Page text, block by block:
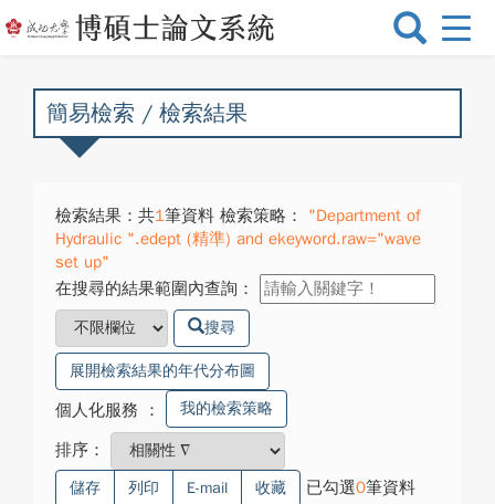
選
換
簡易檢索 / 檢索結果
檢索結果：共1筆資料 檢索策略：
"Department of
Hydraulic ".edept (精準) and ekeyword.raw="wave
set up"
在搜尋的結果範圍內查詢：
搜尋
展開檢索結果的年代分布圖
個人化服務 ： 我的檢索策略
排序：
儲存 列印 E-mail 收藏 已勾選0筆資料